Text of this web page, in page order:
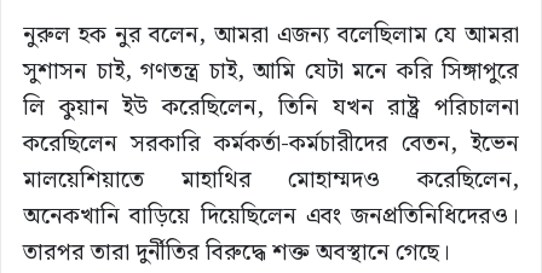
নুরুল হক নুর বলেন, আমরা এজন্য বলেছিলাম যে আমরা
সুশাসন চাই, গণতন্ত্র চাই, আমি যেটা মনে করি সিঙ্গাপুরে
লি কুয়ান ইউ করেছিলেন, তিনি যখন রাষ্ট্র পরিচালনা
করেছিলেন সরকারি কর্মকর্তা-কর্মচারীদের বেতন, ইভেন
মালয়েশিয়াতে মাহাথির মোহাম্মদও করেছিলেন,
অনেকখানি বাড়িয়ে দিয়েছিলেন এবং জনপ্রতিনিধিদেরও।
তারপর তারা দুর্নীতির বিরুদ্ধে শক্ত অবস্থানে গেছে।